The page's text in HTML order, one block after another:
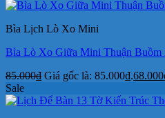
Bìa Lịch Lò Xo Mini
Bìa Lò Xo Giữa Mini Thuận
85.000₫ Giá gốc là: 85.000₫.68.000
Sale